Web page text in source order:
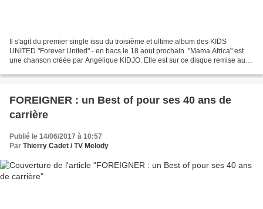
Il s'agit du premier single issu du troisième et ultime album des KIDS
UNITED "Forever United" - en bacs le 18 aout prochain. "Mama Africa" est
une chanson créée par Angélique KIDJO. Elle est sur ce disque remise au
FOREIGNER : un Best of pour ses 40 ans de
carrière
Publié le 14/06/2017 à 10:57
Par Thierry Cadet / TV Melody